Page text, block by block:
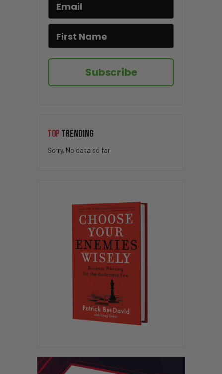
Subscribe
TOP TRENDING
Sorry. No data so far.